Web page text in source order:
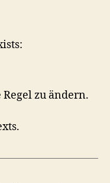
zu ändern.